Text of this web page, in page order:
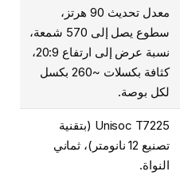
معدل تحديث 90 هرتز،
سطوع يصل إلى 570 شمعة،
نسبة عرض إلى ارتفاع 20:9،
كثافة بكسلات ~260 بكسل
لكل بوصة.
Unisoc T7225 (بتقنية
تصنيع 12 نانومتر)، ثماني
النواة.